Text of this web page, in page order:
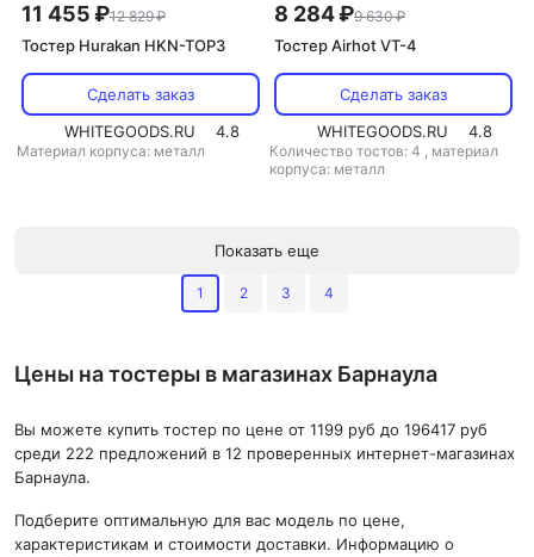
11 455 ₽12 829 ₽
Тостер Hurakan HKN-TOP3
Сделать заказ
WHITEGOODS.RU
4.8
Материал корпуса: металл
8 284 ₽9 630 ₽
Тостер Airhot VT-4
Сделать заказ
WHITEGOODS.RU
4.8
Количество тостов: 4 , материал
корпуса: металл
Показать еще
1 2 3 4
Цены на тостеры в магазинах Барнаула
Вы можете купить тостер по цене от 1199 руб до 196417 руб
среди 222 предложений в 12 проверенных интернет-магазинах
Барнаула.
Подберите оптимальную для вас модель по цене,
характеристикам и стоимости доставки. Информацию о